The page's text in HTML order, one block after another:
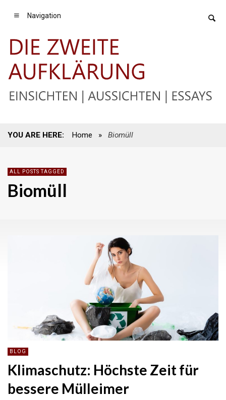
Navigation
YOU ARE HERE: Home » Biomüll
ALL POSTS TAGGED
Biomüll
BLOG
Klimaschutz: Höchste Zeit für
bessere Mülleimer